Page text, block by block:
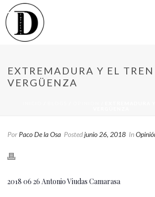
EXTREMADURA Y EL
VERGÜENZA
Por Paco De la Osa Postedjunio 26, 2018 In
2018 06 26 Antonio Viudas Camarasa